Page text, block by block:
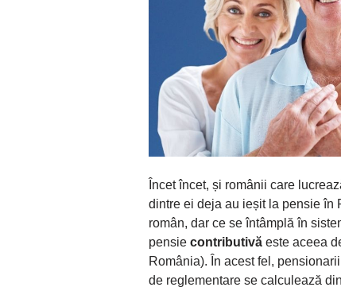
Încet încet, și românii care
dintre ei deja au ieșit la pensie în
român, dar ce se întâmplă în
pensie contributivă este aceea
România). În acest fel,
de reglementare se calculează